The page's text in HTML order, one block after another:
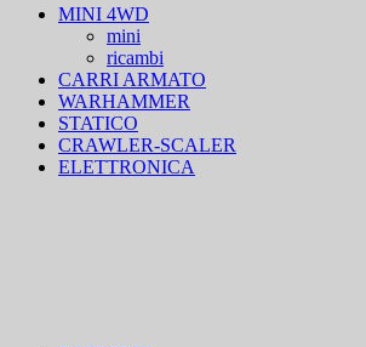
MINI 4WD
mini
ricambi
CARRI ARMATO
WARHAMMER
STATICO
CRAWLER-SCALER
ELETTRONICA